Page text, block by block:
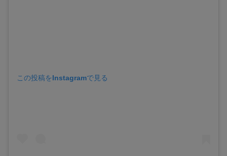
この投稿をInstagramで見る